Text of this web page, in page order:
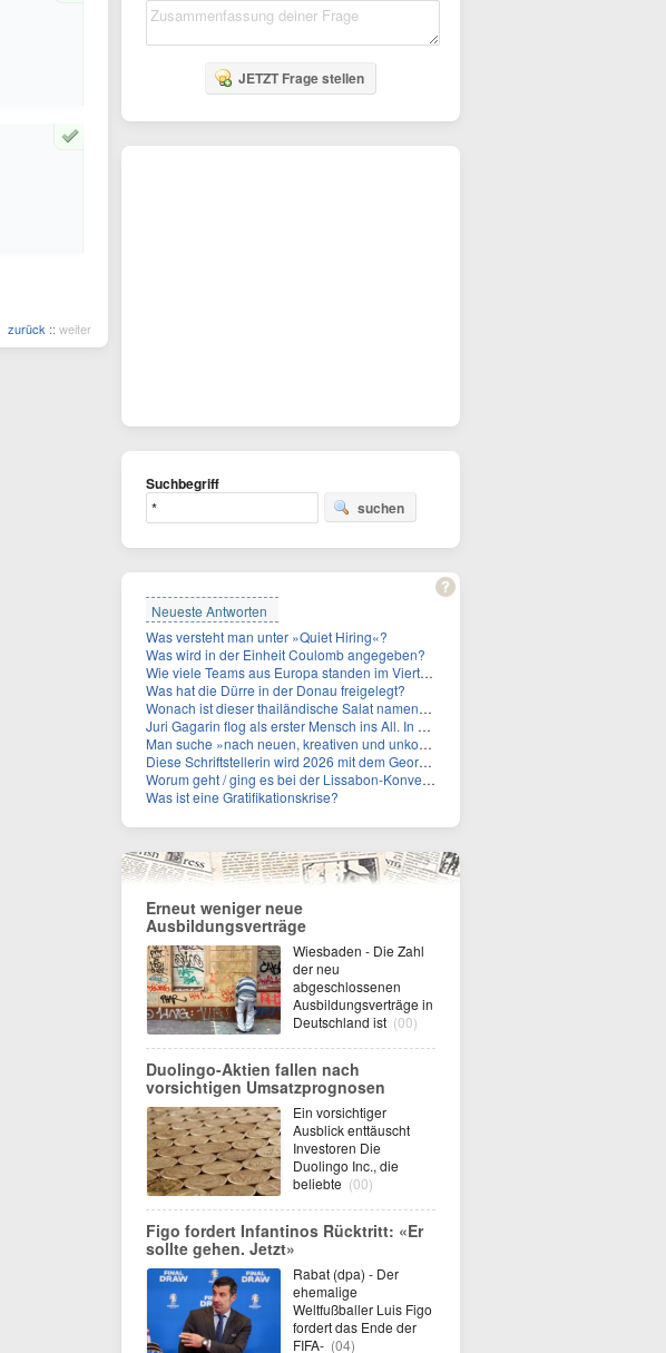
zurück :: weiter
JETZT Frage stellen
Suchbegriff
suchen
Neueste Antworten
Was versteht man unter »Quiet Hiring«?
Was wird in der Einheit Coulomb angegeben?
Wie viele Teams aus Europa standen im Viertelfinale der Fußball-WM 2026 in Mexiko, den USA und Kanada?
Was hat die Dürre in der Donau freigelegt?
Wonach ist dieser thailändische Salat namens Nam Tok benannt?
Juri Gagarin flog als erster Mensch ins All. In welchem Jahr?
Man suche »nach neuen, kreativen und unkonventionellen« Ideen im Umgang mit dem Iran, schrieb das US-Militär. An wen?
Diese Schriftstellerin wird 2026 mit dem Georg-Büchner-Preis ausgezeichnet. Wie heißt sie?
Worum geht / ging es bei der Lissabon-Konvention?
Was ist eine Gratifikationskrise?
Erneut weniger neue
Ausbildungsverträge
Wiesbaden - Die Zahl
der neu
abgeschlossenen
Ausbildungsverträge in
Deutschland ist (00)
Duolingo-Aktien fallen nach
vorsichtigen Umsatzprognosen
Ein vorsichtiger
Ausblick enttäuscht
Investoren Die
Duolingo Inc., die
beliebte (00)
Figo fordert Infantinos Rücktritt: «Er
sollte gehen. Jetzt»
Rabat (dpa) - Der
ehemalige
Weltfußballer Luis Figo
fordert das Ende der
FIFA- (04)